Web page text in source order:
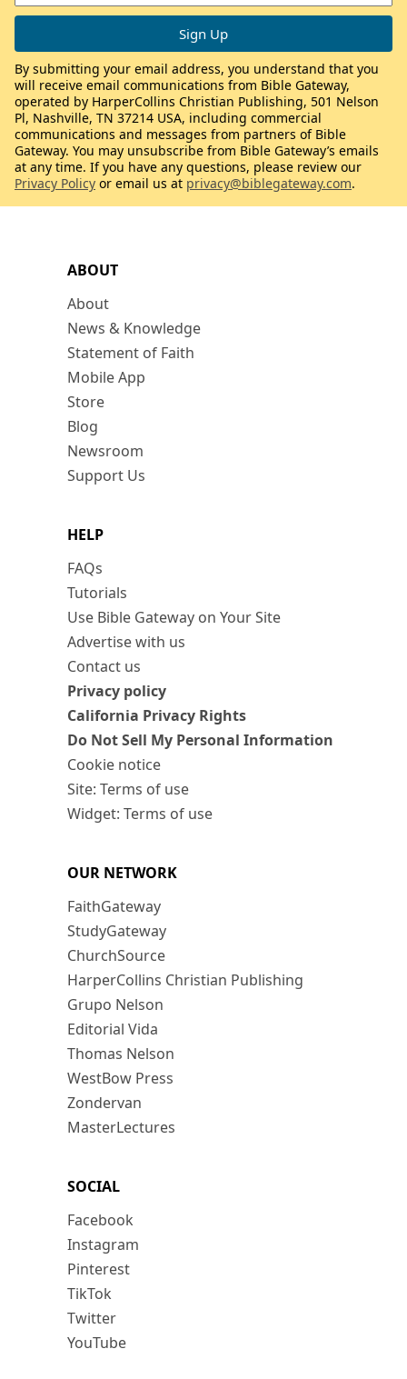
ABOUT
About
News & Knowledge
Statement of Faith
Mobile App
Store
Blog
Newsroom
Support Us
HELP
FAQs
Tutorials
Use Bible Gateway on Your Site
Advertise with us
Contact us
Privacy policy
California Privacy Rights
Do Not Sell My Personal Information
Cookie notice
Site: Terms of use
Widget: Terms of use
OUR NETWORK
FaithGateway
StudyGateway
ChurchSource
HarperCollins Christian Publishing
Grupo Nelson
Editorial Vida
Thomas Nelson
WestBow Press
Zondervan
MasterLectures
SOCIAL
Facebook
Instagram
Pinterest
TikTok
Twitter
YouTube
By submitting your email address, you understand that you
will receive email communications from Bible Gateway,
operated by HarperCollins Christian Publishing, 501 Nelson
Pl, Nashville, TN 37214 USA, including commercial
communications and messages from partners of Bible
Gateway. You may unsubscribe from Bible Gateway’s emails
at any time. If you have any questions, please review our
Privacy Policy or email us at privacy@biblegateway.com.